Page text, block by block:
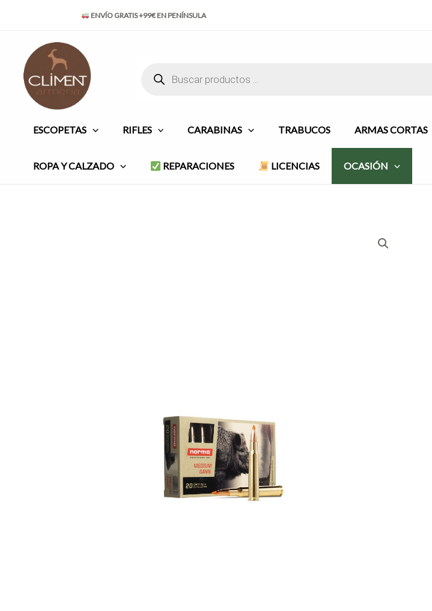
ENVÍO GRATIS +99€ EN PENÍNSULA
productos
ESCOPETAS RIFLES CARABINAS TRABUCOS ARMAS CORTAS
ROPA Y CALZADO REPARACIONES LICENCIAS OCASIÓN